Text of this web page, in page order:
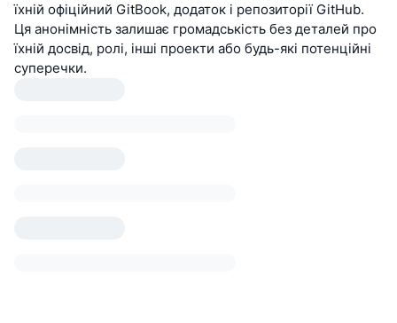
їхній офіційний GitBook, додаток і репозиторії GitHub.
Ця анонімність залишає громадськість без деталей про
їхній досвід, ролі, інші проекти або будь-які потенційні
суперечки.